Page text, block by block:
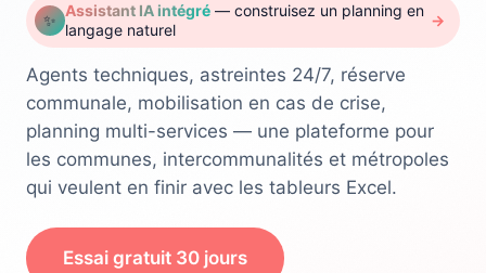
✨
Assistant IA intégré — construisez un planning en
langage naturel
→
Agents techniques, astreintes 24/7, réserve
communale, mobilisation en cas de crise,
planning multi-services — une plateforme pour
les communes, intercommunalités et métropoles
qui veulent en finir avec les tableurs Excel.
Essai gratuit 30 jours